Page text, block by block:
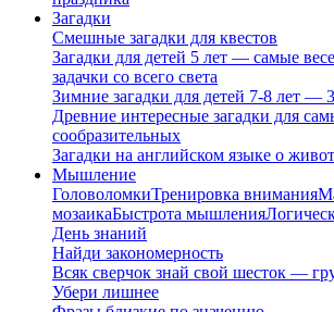
Загадки
Смешные загадки для квестов
Загадки для детей 5 лет — самые
задачки со всего света
Зимние загадки для детей 7-8 лет —
Древние интересные загадки для
сообразительных
Загадки на английском языке о
Мышление
ГоловоломкиТренировка внимания
мозаикаБыстрота мышления
День знаний
Найди закономерность
Всяк сверчок знай свой шесток —
Убери лишнее